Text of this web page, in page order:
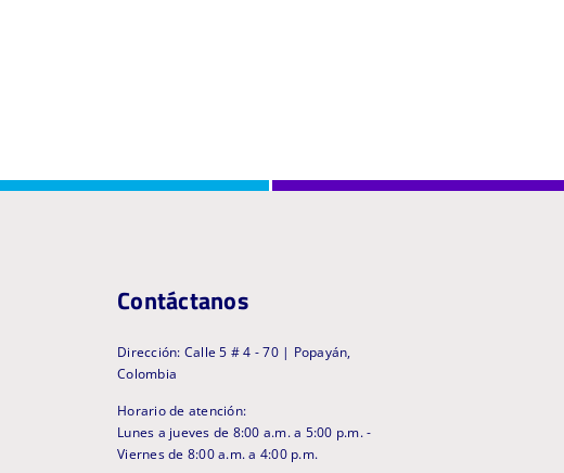
Contáctanos
Dirección: Calle 5 # 4 - 70 | Popayán,
Colombia
Horario de atención:
Lunes a jueves de 8:00 a.m. a 5:00 p.m. -
Viernes de 8:00 a.m. a 4:00 p.m.